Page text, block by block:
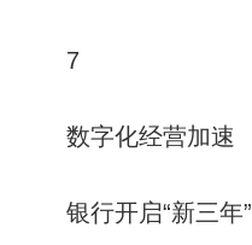
7
数字化经营加速
银行开启“新三年”